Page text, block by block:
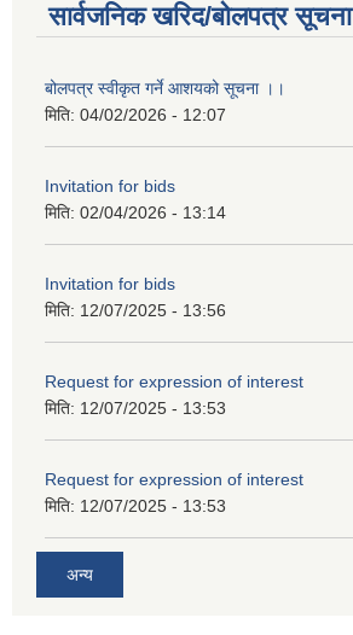
सार्वजनिक खरिद/बोलपत्र सूचना
बोलपत्र स्वीकृत गर्ने आशयको सूचना ।।
मिति: 04/02/2026 - 12:07
Invitation for bids
मिति: 02/04/2026 - 13:14
Invitation for bids
मिति: 12/07/2025 - 13:56
Request for expression of interest
मिति: 12/07/2025 - 13:53
Request for expression of interest
मिति: 12/07/2025 - 13:53
अन्य